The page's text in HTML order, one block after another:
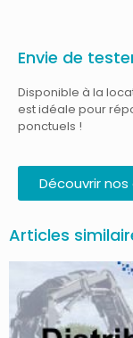
Envie de
Disponible à la
est idéale pour
ponctuels !
Découvrir
Articles